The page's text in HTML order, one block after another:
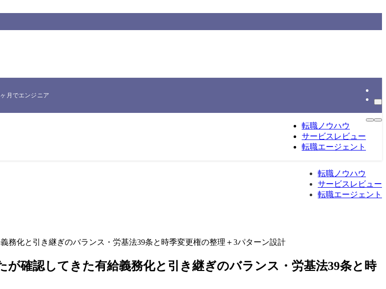
でエンジニア転職したNakataが、実際に使った一次情報をもとに整理する転職総合メディアです。
転職ノウハウ
サービスレビュー
転職エージェント
転職ノウハウ
サービスレビュー
転職エージェント
化と引き継ぎのバランス・労基法39条と時季変更権の整理＋3パターン設計
確認してきた有給義務化と引き継ぎのバランス・労基法39条と時